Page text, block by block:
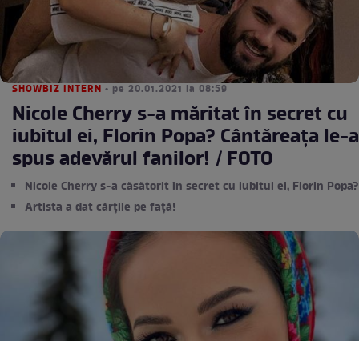
SHOWBIZ INTERN • pe 20.01.2021 la 08:59
Nicole Cherry s-a măritat în secret cu
iubitul ei, Florin Popa? Cântăreața le-a
spus adevărul fanilor! / FOTO
Nicole Cherry s-a căsătorit în secret cu iubitul ei, Florin Popa?
Artista a dat cărțile pe față!